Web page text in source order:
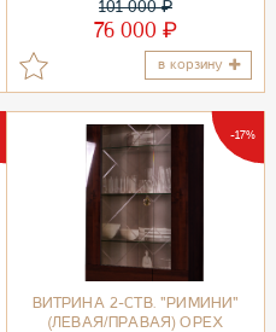
101 000₽
76 000 ₽
в корзину
-17%
ВИТРИНА 2-СТВ. "РИМИНИ"
(ЛЕВАЯ/ПРАВАЯ) ОРЕХ